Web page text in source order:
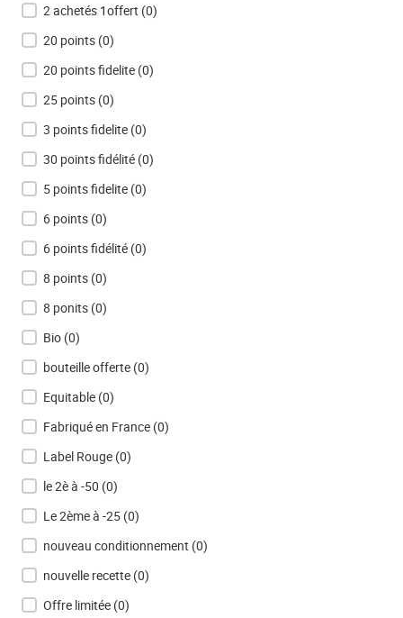
2 achetés 1offert (0)
20 points (0)
20 points fidelite (0)
25 points (0)
3 points fidelite (0)
30 points fidélité (0)
5 points fidelite (0)
6 points (0)
6 points fidélité (0)
8 points (0)
8 ponits (0)
Bio (0)
bouteille offerte (0)
Equitable (0)
Fabriqué en France (0)
Label Rouge (0)
le 2è à -50 (0)
Le 2ème à -25 (0)
nouveau conditionnement (0)
nouvelle recette (0)
Offre limitée (0)